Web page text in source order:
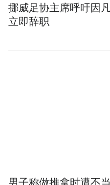
挪威足协主席呼吁因
立即辞职
男子称做推拿时遭不